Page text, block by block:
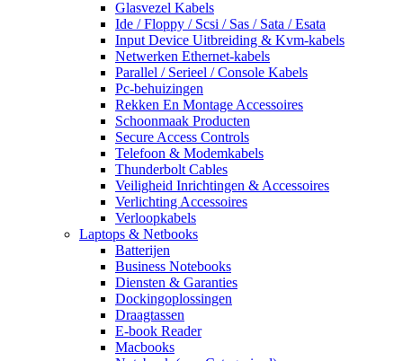
Glasvezel Kabels
Ide / Floppy / Scsi / Sas / Sata / Esata
Input Device Uitbreiding & Kvm-kabels
Netwerken Ethernet-kabels
Parallel / Serieel / Console Kabels
Pc-behuizingen
Rekken En Montage Accessoires
Schoonmaak Producten
Secure Access Controls
Telefoon & Modemkabels
Thunderbolt Cables
Veiligheid Inrichtingen & Accessoires
Verlichting Accessoires
Verloopkabels
Laptops & Netbooks
Batterijen
Business Notebooks
Diensten & Garanties
Dockingoplossingen
Draagtassen
E-book Reader
Macbooks